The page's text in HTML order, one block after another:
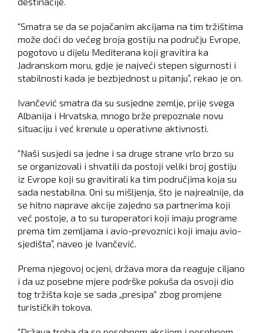
“Smatra se da se pojačanim akcijama na tim tržištima
može doći do većeg broja gostiju na području Evrope,
pogotovo u dijelu Mediterana koji gravitira ka
Jadranskom moru, gdje je najveći stepen sigurnosti i
stabilnosti kada je bezbjednost u pitanju”, rekao je on.
Ivančević smatra da su susjedne zemlje, prije svega
Albanija i Hrvatska, mnogo brže prepoznale novu
situaciju i već krenule u operativne aktivnosti.
“Naši susjedi sa jedne i sa druge strane vrlo brzo su
se organizovali i shvatili da postoji veliki broj gostiju
iz Evrope koji su gravitirali ka tim područjima koja su
sada nestabilna. Oni su mišljenja, što je najrealnije, da
se hitno naprave akcije zajedno sa partnerima koji
već postoje, a to su turoperatori koji imaju programe
prema tim zemljama i avio-prevoznici koji imaju avio-
sjedišta”, naveo je Ivančević.
Prema njegovoj ocjeni, država mora da reaguje ciljano
i da uz posebne mjere podrške pokuša da osvoji dio
tog tržišta koje se sada „presipa“ zbog promjene
turističkih tokova.